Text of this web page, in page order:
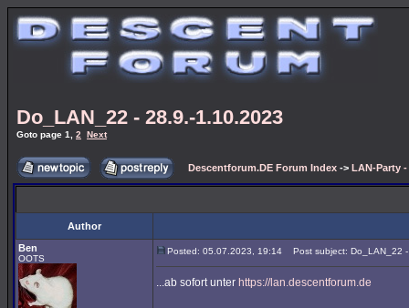
Do_LAN_22 - 28.9.-1.10.2023
Goto page 1 2 Next
Descentforum.DE Forum Index -> LAN-Party
Author
Ben
OOTS
Posted: 05.07.2023, 19:14 Post subject: Do_LAN_22
...ab sofort unter https://lan.descentforum.de